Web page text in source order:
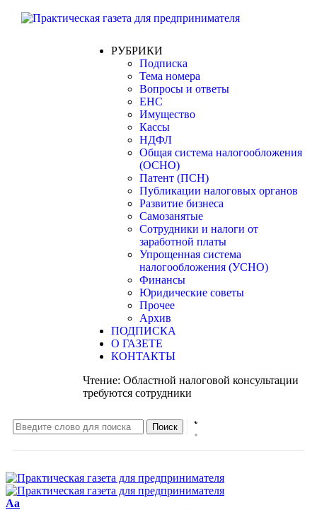
РУБРИКИ
Подписка
Тема номера
Вопросы и ответы
ЕНС
Имущество
Кассы
НДФЛ
Общая система налогообложения
(ОСНО)
Патент (ПСН)
Публикации налоговых органов
Развитие бизнеса
Самозанятые
Сотрудники и налоги от
заработной платы
Упрощенная система
налогообложения (УСНО)
Финансы
Юридические советы
Прочее
Архив
ПОДПИСКА
О ГАЗЕТЕ
КОНТАКТЫ
Чтение: Областной налоговой консультации
требуются сотрудники
Aa